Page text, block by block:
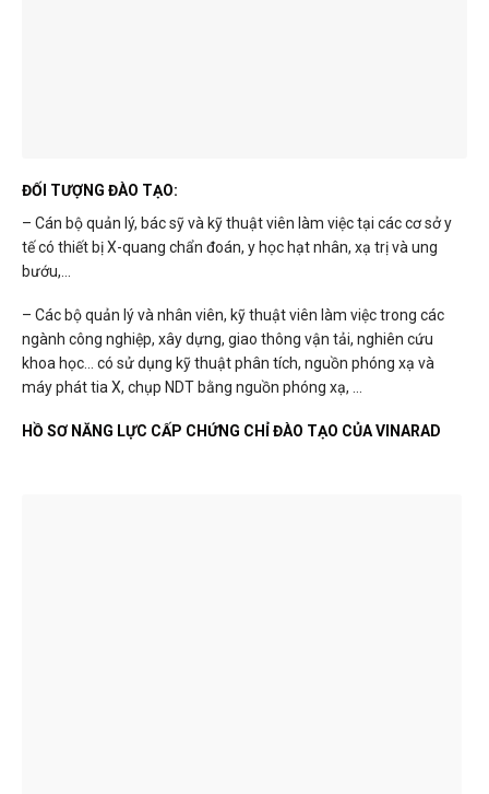
ĐỐI TƯỢNG ĐÀO TẠO:
– Cán bộ quản lý, bác sỹ và kỹ thuật viên làm việc tại các cơ sở y
tế có thiết bị X-quang chẩn đoán, y học hạt nhân, xạ trị và ung
bướu,…
– Các bộ quản lý và nhân viên, kỹ thuật viên làm việc trong các
ngành công nghiệp, xây dựng, giao thông vận tải, nghiên cứu
khoa học… có sử dụng kỹ thuật phân tích, nguồn phóng xạ và
máy phát tia X, chụp NDT bằng nguồn phóng xạ, …
HỒ SƠ NĂNG LỰC CẤP CHỨNG CHỈ ĐÀO TẠO CỦA VINARAD